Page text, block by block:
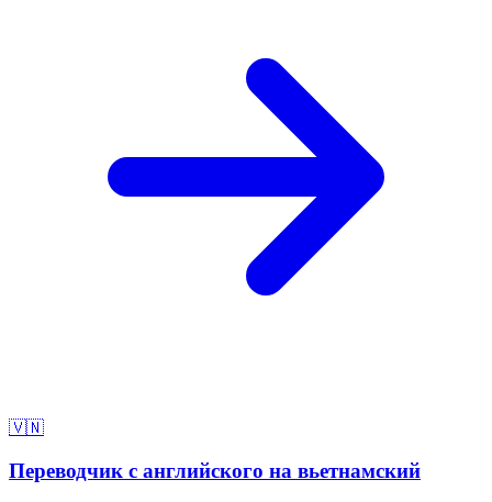
🇻🇳
Переводчик с английского на вьетнамский